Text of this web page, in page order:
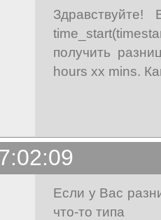
получить
hours xx mins.
Если у Вас
что-то типа